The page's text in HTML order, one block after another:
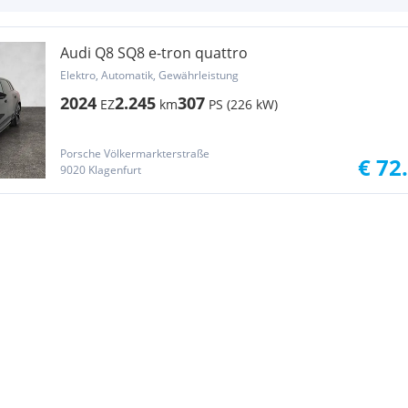
Audi Q8 SQ8 e-tron quattro
Elektro, Automatik, Gewährleistung
2024 EZ2.245 km307 PS (226 kW)
Porsche Völkermarkterstraße
9020 Klagenfurt
€